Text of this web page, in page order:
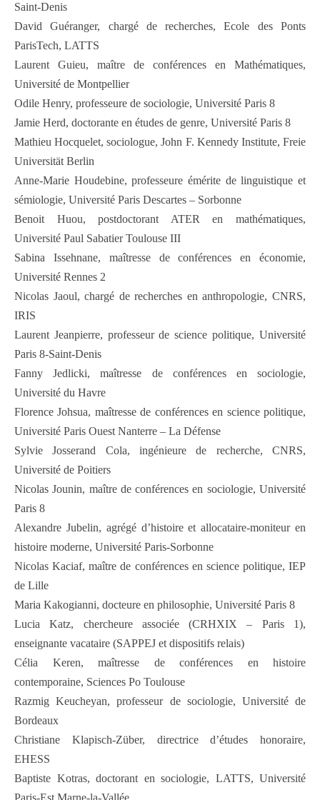
Saint-Denis
David Guéranger, chargé de recherches, Ecole des Ponts
ParisTech, LATTS
Laurent Guieu, maître de conférences en Mathématiques,
Université de Montpellier
Odile Henry, professeure de sociologie, Université Paris 8
Jamie Herd, doctorante en études de genre, Université Paris 8
Mathieu Hocquelet, sociologue, John F. Kennedy Institute, Freie
Universität Berlin
Anne-Marie Houdebine, professeure émérite de linguistique et
sémiologie, Université Paris Descartes – Sorbonne
Benoit Huou, postdoctorant ATER en mathématiques,
Université Paul Sabatier Toulouse III
Sabina Issehnane, maîtresse de conférences en économie,
Université Rennes 2
Nicolas Jaoul, chargé de recherches en anthropologie, CNRS,
IRIS
Laurent Jeanpierre, professeur de science politique, Université
Paris 8-Saint-Denis
Fanny Jedlicki, maîtresse de conférences en sociologie,
Université du Havre
Florence Johsua, maîtresse de conférences en science politique,
Université Paris Ouest Nanterre – La Défense
Sylvie Josserand Cola, ingénieure de recherche, CNRS,
Université de Poitiers
Nicolas Jounin, maître de conférences en sociologie, Université
Paris 8
Alexandre Jubelin, agrégé d’histoire et allocataire-moniteur en
histoire moderne, Université Paris-Sorbonne
Nicolas Kaciaf, maître de conférences en science politique, IEP
de Lille
Maria Kakogianni, docteure en philosophie, Université Paris 8
Lucia Katz, chercheure associée (CRHXIX – Paris 1),
enseignante vacataire (SAPPEJ et dispositifs relais)
Célia Keren, maîtresse de conférences en histoire
contemporaine, Sciences Po Toulouse
Razmig Keucheyan, professeur de sociologie, Université de
Bordeaux
Christiane Klapisch-Züber, directrice d’études honoraire,
EHESS
Baptiste Kotras, doctorant en sociologie, LATTS, Université